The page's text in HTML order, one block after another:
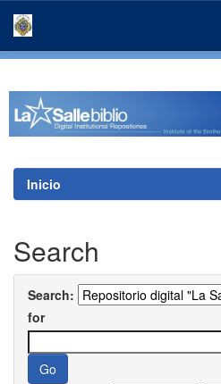
Inicio
Search
Search:
for